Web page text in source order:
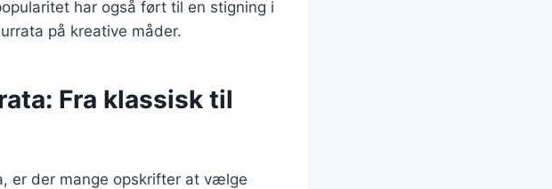
har også ført til en stigning i
på kreative måder.
Fra klassisk til
er der mange opskrifter at vælge